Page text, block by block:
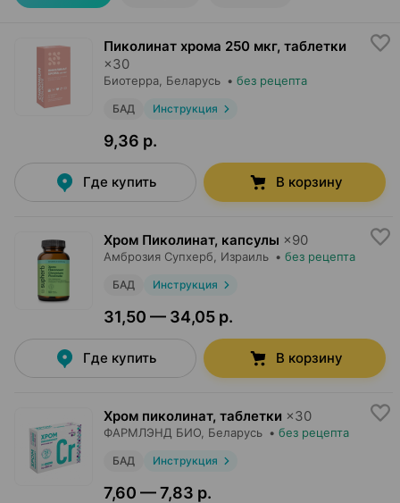
Пиколинат хрома 250 мкг, таблетки
×30
Биотерра , Беларусь • без рецепта
БАД Инструкция
9,36 р.
Где купить В корзину
Хром Пиколинат, капсулы ×90
Амброзия Супхерб , Израиль • без рецепта
БАД Инструкция
31,50 — 34,05 р.
Где купить В корзину
Хром пиколинат, таблетки ×30
ФАРМЛЭНД БИО , Беларусь • без рецепта
БАД Инструкция
7,60 — 7,83 р.